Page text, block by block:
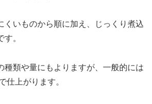
くいものから順に加え、じっくり煮込
。
種類や量にもよりますが、一般的には
仕上がります。